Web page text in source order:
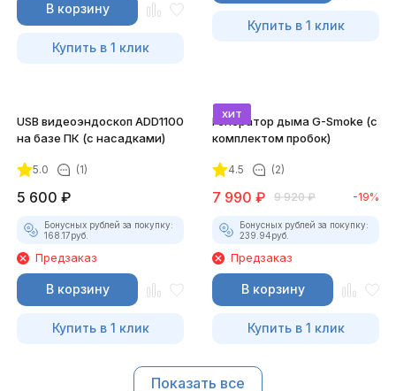
В корзину
Купить в 1 клик
Купить в 1 клик
USB видеоэндоскоп ADD1100
на базе ПК (с насадками)
5.0 (1)
5 600 ₽
Бонусных рублей за покупку:
168.17руб.
Предзаказ
В корзину
Купить в 1 клик
хит
Генератор дыма G-Smoke (c
комплектом пробок)
4.5 (2)
7 990 ₽ 9 920 ₽ -19%
Бонусных рублей за покупку:
239.94руб.
Предзаказ
В корзину
Купить в 1 клик
Показать все